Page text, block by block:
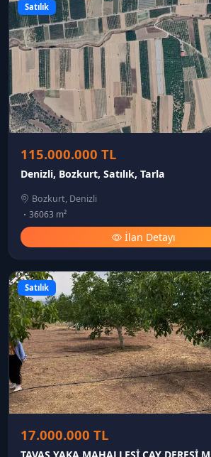
Satılık
115.000.000 TL
Denizli, Bozkurt, Satılık, Tarla
Bozkurt, Denizli
36063 m²
İlan Detayı
Satılık
17.000.000 TL